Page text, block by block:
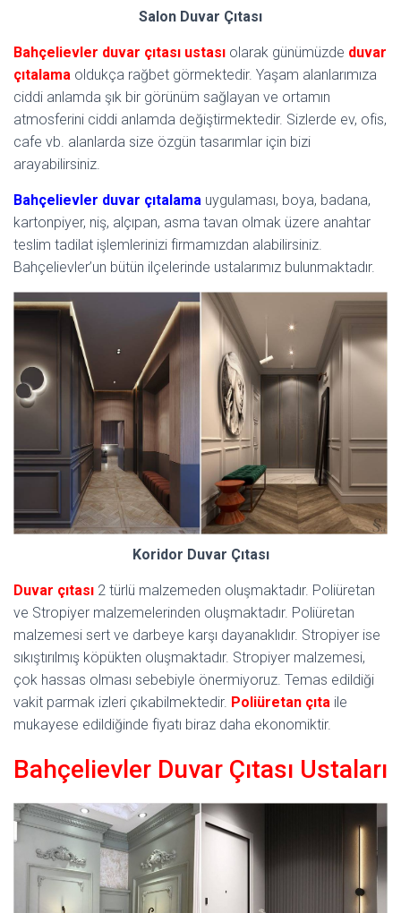
Salon Duvar Çıtası
Bahçelievler duvar çıtası ustası olarak günümüzde duvar
çıtalama oldukça rağbet görmektedir. Yaşam alanlarımıza
ciddi anlamda şık bir görünüm sağlayan ve ortamın
atmosferini ciddi anlamda değiştirmektedir. Sizlerde ev, ofis,
cafe vb. alanlarda size özgün tasarımlar için bizi
arayabilirsiniz.
Bahçelievler duvar çıtalama uygulaması, boya, badana,
kartonpiyer, niş, alçıpan, asma tavan olmak üzere anahtar
teslim tadilat işlemlerinizi firmamızdan alabilirsiniz.
Bahçelievler’un bütün ilçelerinde ustalarımız bulunmaktadır.
Koridor Duvar Çıtası
Duvar çıtası 2 türlü malzemeden oluşmaktadır. Poliüretan
ve Stropiyer malzemelerinden oluşmaktadır. Poliüretan
malzemesi sert ve darbeye karşı dayanaklıdır. Stropiyer ise
sıkıştırılmış köpükten oluşmaktadır. Stropiyer malzemesi,
çok hassas olması sebebiyle önermiyoruz. Temas edildiği
vakit parmak izleri çıkabilmektedir. Poliüretan çıta ile
mukayese edildiğinde fiyatı biraz daha ekonomiktir.
Bahçelievler Duvar Çıtası Ustaları